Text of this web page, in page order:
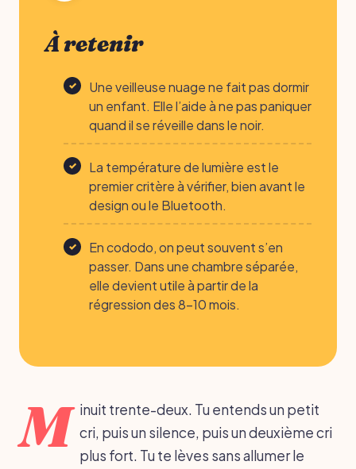
À retenir
Une veilleuse nuage ne fait pas dormir
un enfant. Elle l’aide à ne pas paniquer
quand il se réveille dans le noir.
La température de lumière est le
premier critère à vérifier, bien avant le
design ou le Bluetooth.
En cododo, on peut souvent s’en
passer. Dans une chambre séparée,
elle devient utile à partir de la
régression des 8-10 mois.
M inuit trente-deux. Tu entends un petit
cri, puis un silence, puis un deuxième cri
plus fort. Tu te lèves sans allumer le